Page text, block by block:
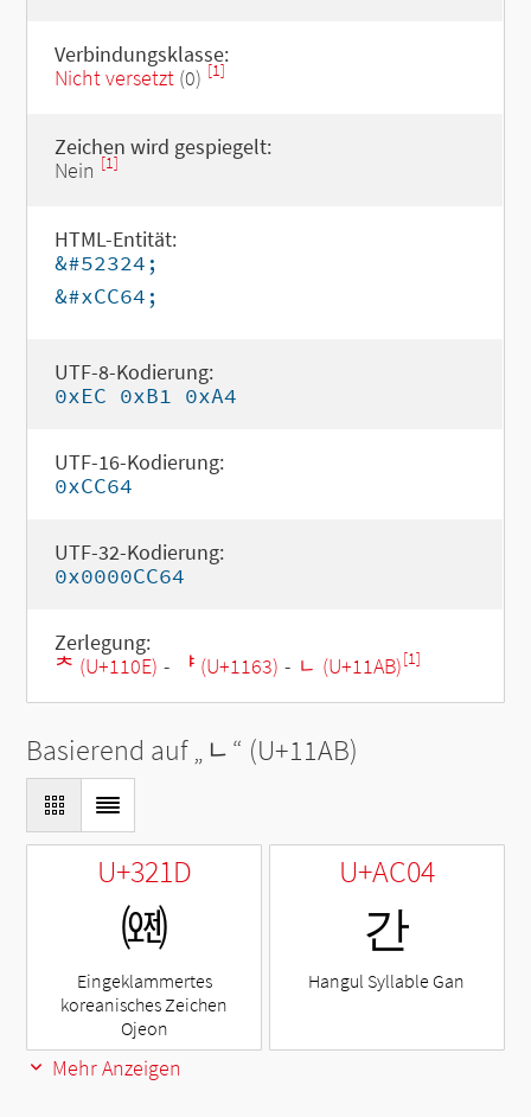
Verbindungsklasse:
Nicht versetzt(0) [1]
Zeichen wird gespiegelt:
Nein [1]
HTML-Entität:
&#52324;
&#xCC64;
UTF-8-Kodierung:
0xEC 0xB1 0xA4
UTF-16-Kodierung:
0xCC64
UTF-32-Kodierung:
0x0000CC64
Zerlegung:
ᄎ (U+110E) - ᅣ (U+1163) - ᆫ (U+11AB)[1]
Basierend auf „ ᆫ“ (U+11AB)
U+321D
㈝
Eingeklammertes
koreanisches Zeichen
Ojeon
U+AC04
간
Hangul Syllable Gan
Mehr Anzeigen